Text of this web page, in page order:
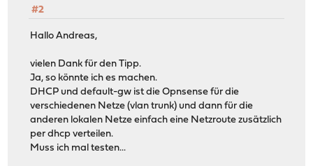
#2
Hallo Andreas,
vielen Dank für den Tipp.
Ja, so könnte ich es machen.
DHCP und default-gw ist die Opnsense für die
verschiedenen Netze (vlan trunk) und dann für die
anderen lokalen Netze einfach eine Netzroute zusätzlich
per dhcp verteilen.
Muss ich mal testen...